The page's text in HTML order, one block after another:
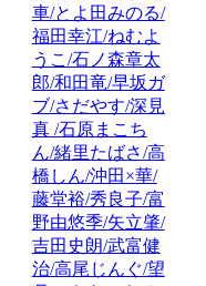
車/とよ田みのる/
福田幸江/ねむよ
うこ/石ノ森章太
郎/和田竜/早坂ガ
ブ/さだやす/深見
真 /石原まこち
ん/緒里たばさ/高
橋しん/沖田×華/
藤堂裕/秀良子/富
野由悠季/矢立肇/
吉田史朗/武富健
治/高尾じんぐ/望